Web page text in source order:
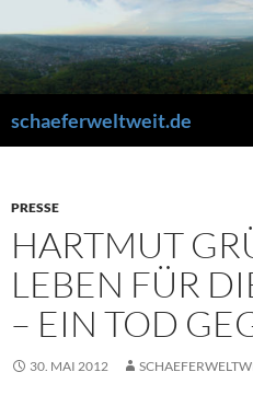
Inhalt
springen
schaeferweltweit.de
PRESSE
HARTMUT
LEBEN FÜR
– EIN TOD
30. MAI 2012